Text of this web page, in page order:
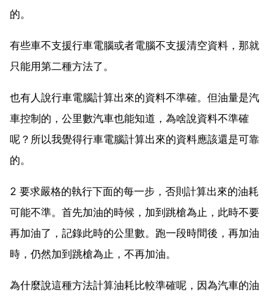
的。
有些車不支援行車電腦或者電腦不支援清空資料，那就
只能用第二種方法了。
也有人說行車電腦計算出來的資料不準確。但油量是汽
車控制的，公里數汽車也能知道，為啥說資料不準確
呢？所以我覺得行車電腦計算出來的資料應該還是可靠
的。
2 要求嚴格的執行下面的每一步，否則計算出來的油耗
可能不準。首先加油的時候，加到跳槍為止，此時不要
再加油了，記錄此時的公里數。跑一段時間後，再加油
時，仍然加到跳槍為止，不再加油。
為什麼說這種方法計算油耗比較準確呢，因為汽車的油